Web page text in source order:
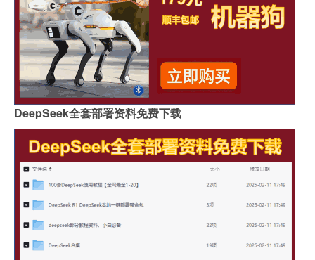
DeepSeek全套部署资料免费下载